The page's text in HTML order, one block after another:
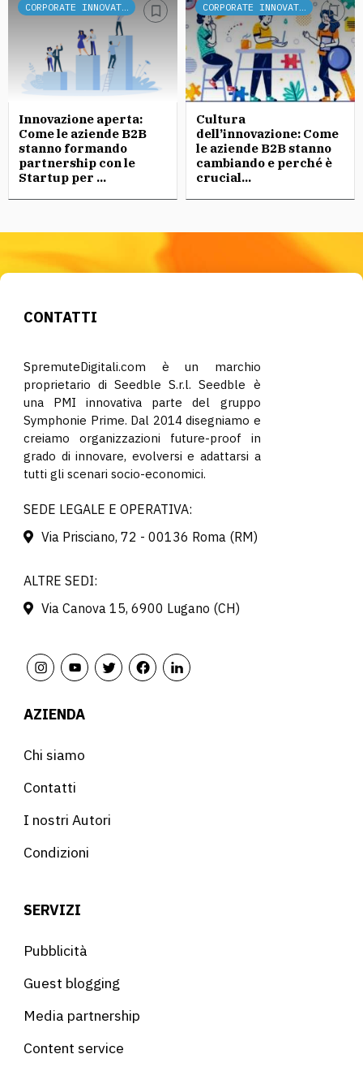
CORPORATE INNOVATION
Innovazione aperta:
Come le aziende B2B
stanno formando
partnership con le
Startup per ...
CORPORATE INNOVATION
Cultura
dell’innovazione: Come
le aziende B2B stanno
cambiando e perché è
crucial...
CONTATTI
SpremuteDigitali.com è un marchio
proprietario di Seedble S.r.l. Seedble è
una PMI innovativa parte del gruppo
Symphonie Prime. Dal 2014 disegniamo e
creiamo organizzazioni future-proof in
grado di innovare, evolversi e adattarsi a
tutti gli scenari socio-economici.
SEDE LEGALE E OPERATIVA:
Via Prisciano, 72 - 00136 Roma (RM)
ALTRE SEDI:
Via Canova 15, 6900 Lugano (CH)
AZIENDA
Chi siamo
Contatti
I nostri Autori
Condizioni
SERVIZI
Pubblicità
Guest blogging
Media partnership
Content service